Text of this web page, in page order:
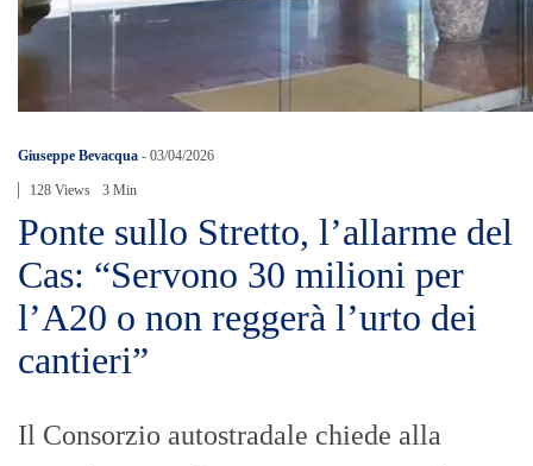
Giuseppe Bevacqua - 03/04/2026
128 Views 3 Min
Ponte sullo Stretto, l’allarme del
Cas: “Servono 30 milioni per
l’A20 o non reggerà l’urto dei
cantieri”
Il Consorzio autostradale chiede alla